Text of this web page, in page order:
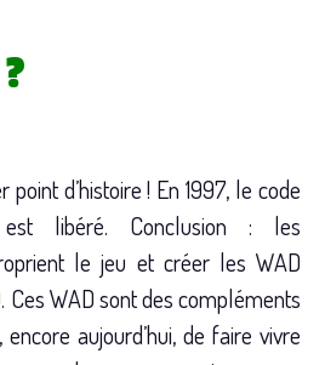
point d’histoire ! En 1997, le code
libéré. Conclusion : les
le jeu et créer les WAD
Ces WAD sont des compléments
aujourd’hui, de faire vivre